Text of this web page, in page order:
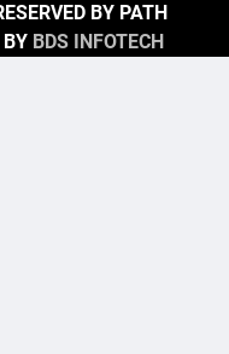
BY PATH
BDS INFOTECH